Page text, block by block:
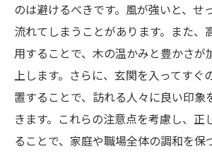
のは避けるべきです。風が強いと、せ
流れてしまうことがあります。また、
用することで、木の温かみと豊かさが
上します。さらに、玄関を入ってすぐ
置することで、訪れる人々に良い印象
きます。これらの注意点を考慮し、正
ることで、家庭や職場全体の調和を保